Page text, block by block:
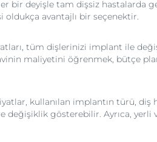
bir deyişle tam dişsiz hastalarda
avantajlı bir seçenektir.
tüm dişlerinizi implant ile
maliyetini öğrenmek, bütçe
kullanılan implantın türü,
değişiklik gösterebilir. Ayrıca, yerli